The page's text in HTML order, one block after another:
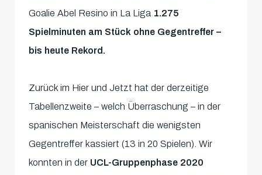
Goalie Abel Resino in La Liga 1.275
Spielminuten am Stück ohne Gegentreffer –
bis heute Rekord.
Zurück im Hier und Jetzt hat der derzeitige
Tabellenzweite – welch Überraschung – in der
spanischen Meisterschaft die wenigsten
Gegentreffer kassiert (13 in 20 Spielen). Wir
konnten in der UCL-Gruppenphase 2020